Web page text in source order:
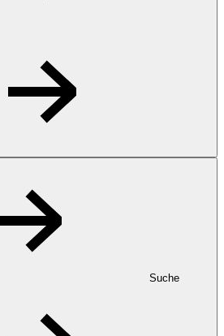
Suche